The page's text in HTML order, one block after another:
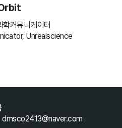
학커뮤니케이터
Unrealscience